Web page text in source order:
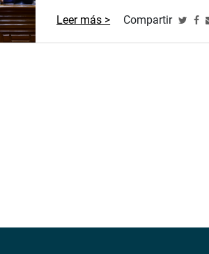
Leer más > Compartir